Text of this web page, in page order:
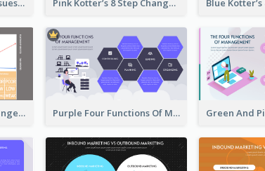
Orange Illustrations Issues-Based Planning Strategic Analysis Pink Kotter’s 8 Step Change Model Strategic Analysis
Colorful Fiedler's Contingency Theory Strategic Analysis Purple Four Functions Of Management Strategic Analysis